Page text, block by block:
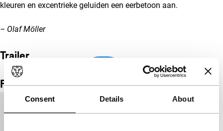
Consent Details About
kleuren en excentrieke geluiden een eerbetoon aan.
– Olaf Möller
Trailer
Ingesloten inhoud van Vimeo overslaan
Ingesloten inhoud van Vimeo overgeslagen.
Film details